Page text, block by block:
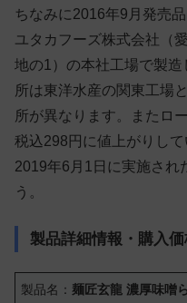
ちなみに2016年9月発売
ユタカフーズ株式会社（
地の1）の本社工場で製
所は東洋水産の関東工場
所が異なります。またロ
税込298円に値上がりし
2019年6月1日に実施され
う。
製品詳細情報・購入
製品名： 麺匠玄龍 濃厚味噌